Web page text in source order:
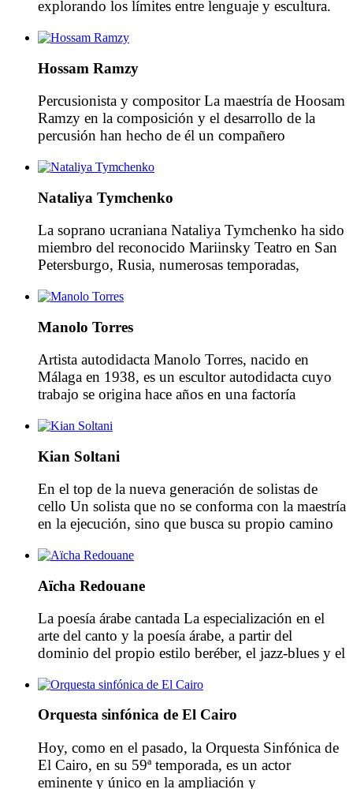
explorando los límites entre lenguaje y escultura.
compromiso el deseo por el compromiso socio-
el empoderamiento social de las personas.
Conocida por sus intervenciones escritas […]
Hossam Ramzy
Percusionista y compositor La maestría de Hoosam
Ramzy en la composición y el desarrollo de la
percusión han hecho de él un compañero
en el ámbito del rock, el jazz y el blues. Para un
la verdadera esencia del mundo […]
Nataliya Tymchenko
La soprano ucraniana Nataliya Tymchenko ha sido
miembro del reconocido Mariinsky Teatro en San
Petersburgo, Rusia, numerosas temporadas,
internacion almente reconocido director Valery
arreglos versátiles de muchas de las más exigentes
piezas del repertorio lírico, incluyendo roles como
Leonora en La Forza […]
Manolo Torres
Artista autodidacta Manolo Torres, nacido en
Málaga en 1938, es un escultor autodidacta cuyo
trabajo se origina hace años en una factoría
dedica a la pintura y la escultura, con un extenso
internacionales en su haber. Torres realizó
recientemente una exposición retrospectiva en […]
Kian Soltani
En el top de la nueva generación de solistas de
cello Un solista que no se conforma con la maestría
en la ejecución, sino que busca su propio camino
Bregenz, Austria, en el seno de una familia Persa
fue […]
Aïcha Redouane
La poesía árabe cantada La especialización en el
arte del canto y la poesía árabe, a partir del
dominio del propio estilo beréber, el jazz-blues y el
internacionalmente reconocida diva marroquí, de
origen beréber, Aïcha Redouane, ha revitalizado la
escuela musical del arte árabe del maqam, fundada
con el […]
Orquesta sinfónica de El Cairo
Hoy, como en el pasado, la Orquesta Sinfónica de
El Cairo, en su 59ª temporada, es un actor
eminente y único en la ampliación y